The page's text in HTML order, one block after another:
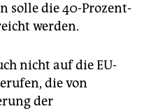
solle die 40-Prozent-
werden.
nicht auf die EU-
die von
der